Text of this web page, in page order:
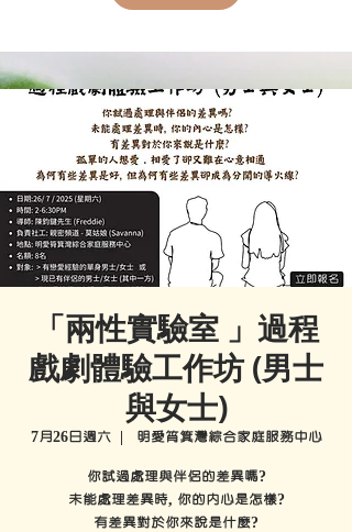
「兩性實驗室 」過程
戲劇體驗工作坊 (男士
與女士)
7月26日週六
  |
明愛筲箕灣綜合家庭服務中心
你試過處理與伴侶的差異嗎?
未能處理差異時, 你的內心是怎樣?
有差異對於你來說是什麼?